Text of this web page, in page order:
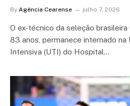
By Agência Cearense julho 7, 2026
O ex-técnico da seleção brasileira
83 anos, permanece internado na
Intensiva (UTI) do Hospital…